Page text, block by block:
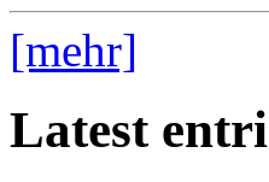
[mehr]
Latest